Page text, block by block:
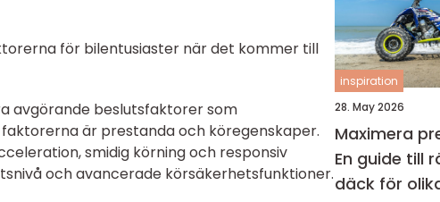
för bilentusiaster när det kommer till
avgörande beslutsfaktorer som
är prestanda och köregenskaper.
smidig körning och responsiv
och avancerade körsäkerhetsfunktioner.
inspiration
28. May 2026
Maximera
En guide till
däck för